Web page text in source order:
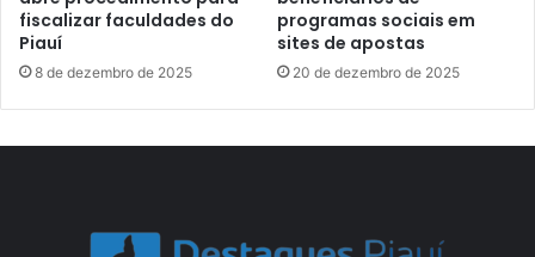
fiscalizar faculdades do
Piauí
8 de dezembro de 2025
programas sociais em
sites de apostas
20 de dezembro de 2025